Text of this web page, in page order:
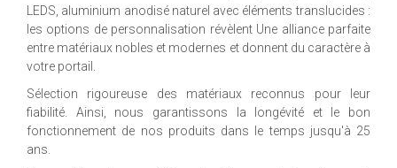
LEDS, aluminium anodisé naturel avec éléments translucides :
les options de personnalisation révèlent Une alliance parfaite
entre matériaux nobles et modernes et donnent du caractère à
votre portail.
Sélection rigoureuse des matériaux reconnus pour leur
fiabilité. Ainsi, nous garantissons la longévité et le bon
fonctionnement de nos produits dans le temps jusqu'à 25
ans.